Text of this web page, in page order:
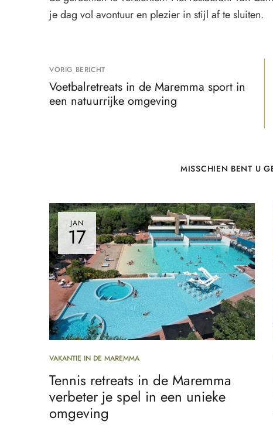
je dag vol avontuur en plezier in stijl af te sluiten.
VORIG BERICHT
Voetbalretreats in de Maremma sport in
een natuurrijke omgeving
MISSCHIEN BENT U
JAN
17
VAKANTIE IN DE MAREMMA
Tennis retreats in de Maremma
verbeter je spel in een unieke
omgeving